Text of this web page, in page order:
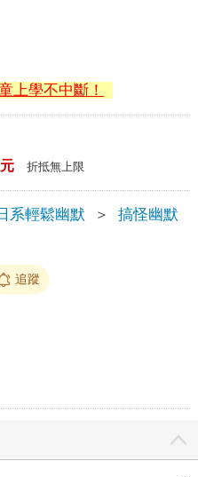
上學不中斷！
折抵無上限
系輕鬆幽默 ＞ 搞怪幽默
追蹤